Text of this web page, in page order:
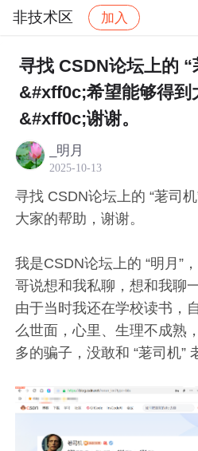
非技术区 加入
社区 非技术区 帖子详
寻找 CSDN论坛上的 “
&#xff0c;希望能够得到
&#xff0c;谢谢。
_明月
2025-10-13
寻找 CSDN论坛上的 “荖司
大家的帮助，谢谢。
我是CSDN论坛上的 “明月”
哥说想和我私聊，想和我聊一
由于当时我还在学校读书，
么世面，心里、生理不成熟
多的骗子，没敢和 “荖司机”